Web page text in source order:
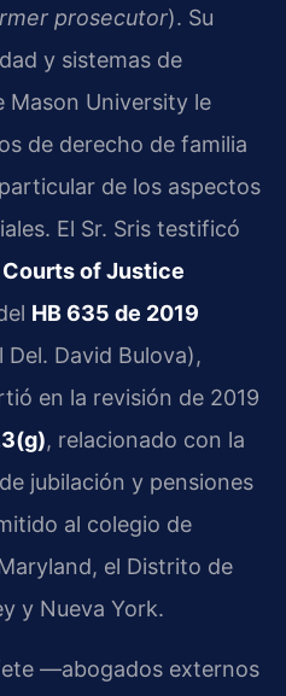
prosecutor). Su
y sistemas de
Mason University le
de derecho de familia
de los aspectos
El Sr. Sris testificó
of Justice
HB 635 de 2019
David Bulova),
en la revisión de 2019
, relacionado con la
jubilación y pensiones
al colegio de
el Distrito de
y Nueva York.
—abogados externos